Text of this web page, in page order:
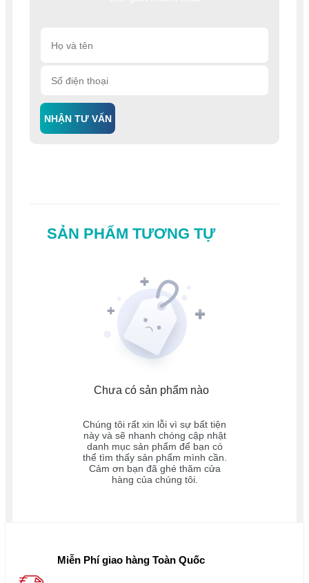
NHẬN TƯ VẤN
SẢN PHẨM TƯƠNG TỰ
Chưa có sản phẩm nào
Chúng tôi rất xin lỗi vì sự bất tiện
này và sẽ nhanh chóng cập nhật
danh mục sản phẩm để bạn có
thể tìm thấy sản phẩm mình cần.
Cảm ơn bạn đã ghé thăm cửa
hàng của chúng tôi.
Miễn Phí giao hàng Toàn Quốc